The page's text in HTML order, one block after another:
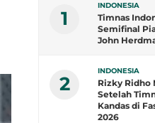
1
INDONESIA
Timnas
Semifinal
John
2
INDONESIA
Rizky Ridho
Setelah
Kandas di
2026